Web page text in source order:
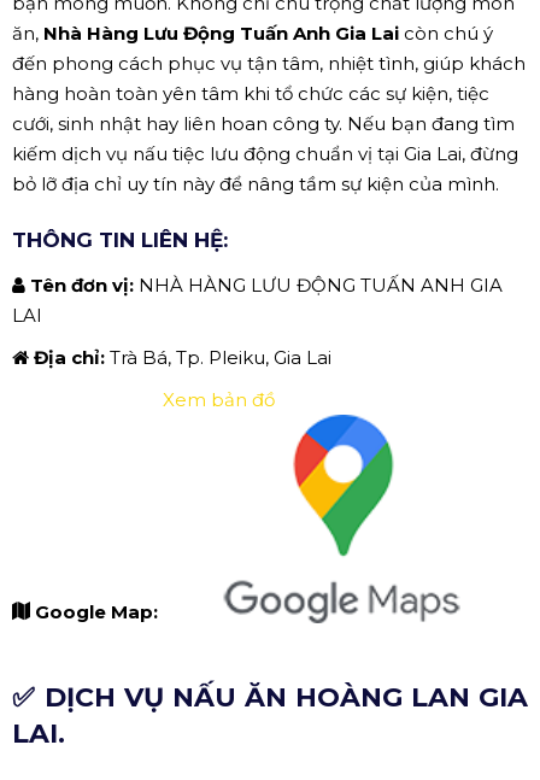
ăn, Nhà Hàng Lưu Động Tuấn Anh Gia Lai còn chú ý
đến phong cách phục vụ tận tâm, nhiệt tình, giúp khách
hàng hoàn toàn yên tâm khi tổ chức các sự kiện, tiệc
cưới, sinh nhật hay liên hoan công ty. Nếu bạn đang tìm
kiếm dịch vụ nấu tiệc lưu động chuẩn vị tại Gia Lai, đừng
bỏ lỡ địa chỉ uy tín này để nâng tầm sự kiện của mình.
THÔNG TIN LIÊN HỆ:
Tên đơn vị: NHÀ HÀNG LƯU ĐỘNG TUẤN ANH GIA
LAI
Địa chỉ: Trà Bá, Tp. Pleiku, Gia Lai
Google Map:
Xem bản đồ
✅ DỊCH VỤ NẤU ĂN HOÀNG LAN GIA
LAI.